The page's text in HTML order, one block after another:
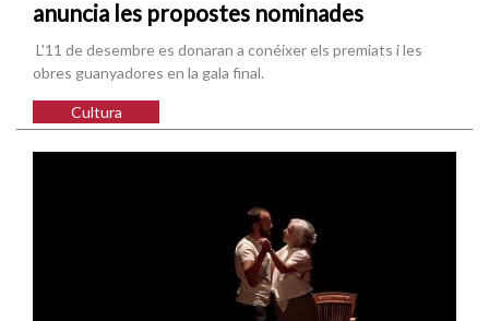
anuncia les propostes nominades
L'11 de desembre es donaran a conéixer els premiats i les
obres guanyadores en la gala final.
Cultura